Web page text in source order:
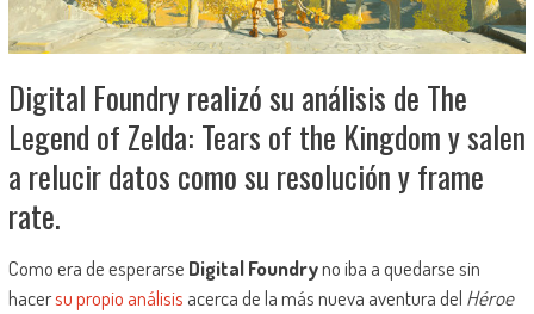
Digital Foundry realizó su análisis de The
Legend of Zelda: Tears of the Kingdom y salen
a relucir datos como su resolución y frame
rate.
Como era de esperarse Digital Foundryno iba a quedarse sin
hacersu propio análisis acerca de la más nueva aventura del Héroe